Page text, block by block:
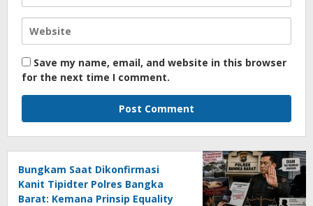
Save my name, email, and website in this browser
for the next time I comment.
Bungkam Saat Dikonfirmasi
Kanit Tipidter Polres Bangka
Barat: Kemana Prinsip Equality